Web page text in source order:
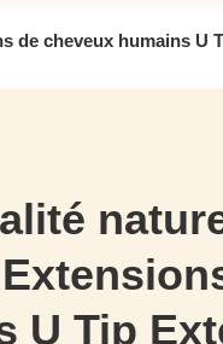
de cheveux humains U
U Tip